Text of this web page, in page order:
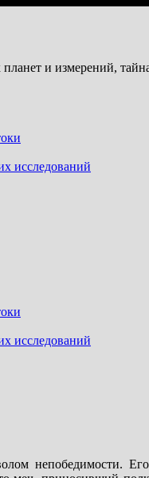
и измерений,
исследований
исследований
непобедимости.